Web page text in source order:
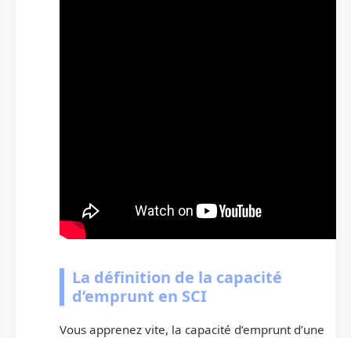
La définition de la capacité
d’emprunt en SCI
Vous apprenez vite, la capacité d’emprunt d’une